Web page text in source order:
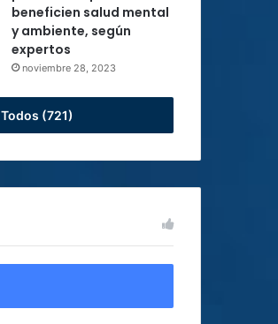
beneficien salud mental
y ambiente, según
expertos
noviembre 28, 2023
Todos (721)